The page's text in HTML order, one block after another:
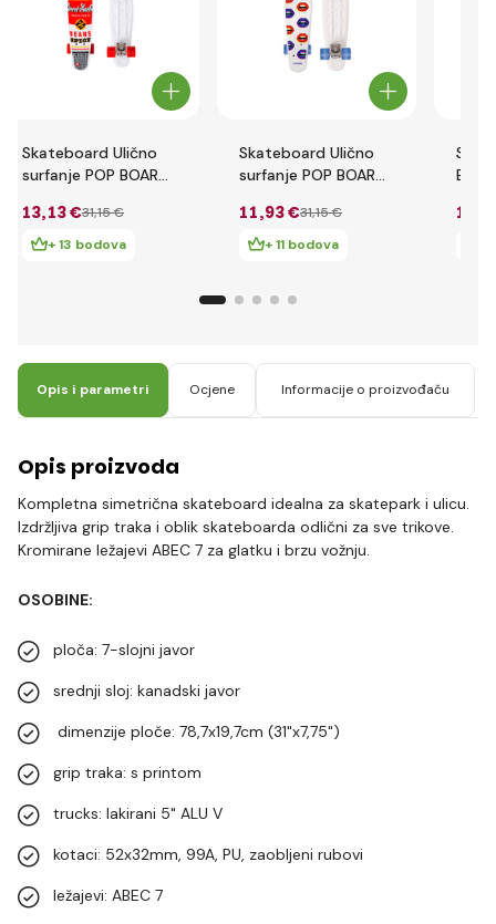
Skateboard Ulično
surfanje POP BOARD
13,13 €31,15 €
+ 13 bodova
Skateboard Ulično
surfanje POP BOARD
11,93 €31,15 €
+ 11 bodova
13
Opis i parametri Ocjene Informacije o proizvođaču
Opis proizvoda
Kompletna simetrična skateboard idealna za skatepark i ulicu.
Izdržljiva grip traka i oblik skateboarda odlični za sve trikove.
Kromirane ležajevi ABEC 7 za glatku i brzu vožnju.
OSOBINE:
ploča: 7-slojni javor
srednji sloj: kanadski javor
dimenzije ploče: 78,7x19,7cm (31"x7,75")
grip traka: s printom
trucks: lakirani 5" ALU V
kotaci: 52x32mm, 99A, PU, zaobljeni rubovi
ležajevi: ABEC 7